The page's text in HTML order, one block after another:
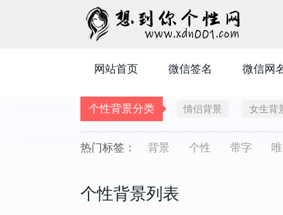
网站首页 微信签名 微信网
个性背景分类 情侣背景 女生背
热门标签： 背景 个性 带字
个性背景列表